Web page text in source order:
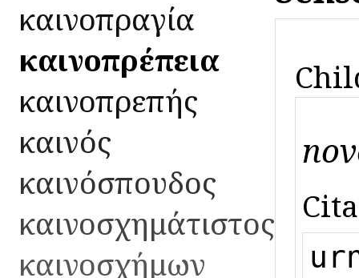
καινοπραγία
καινοπρέπεια
καινοπρεπής
καινός
καινόσπουδος
καινοσχημάτιστος
καινοσχήμων